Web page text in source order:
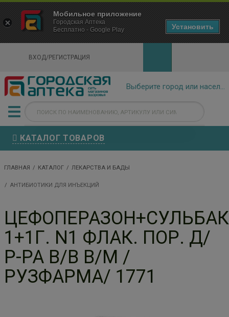
ВХОД/РЕГИСТРАЦИЯ
КАТАЛОГ ТОВАРОВ
ГЛАВНАЯ КАТАЛОГ ЛЕКАРСТВА И БАДЫ
АНТИБИОТИКИ ДЛЯ ИНЪЕКЦИЙ
1+1Г. N1 ФЛАК. ПОР. Д/
Р-РА В/В В/М /
РУЗФАРМА/ 1771
×
Городская Аптека Маркетплейс
- In Google Play
Мобильное приложение
Городская Аптека
Бесплатно - Google Play
Установить